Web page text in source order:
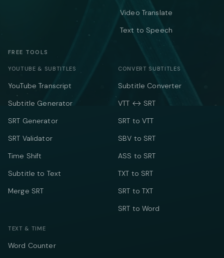
Video Translate
Text to Speech
FREE TOOLS
YOUTUBE & SUBTITLES
YouTube Transcript
Subtitle Generator
SRT Generator
SRT Validator
Time Shift
Subtitle to Text
Merge SRT
CONVERT SUBTITLES
Subtitle Converter
VTT ↔ SRT
SRT to VTT
SBV to SRT
ASS to SRT
TXT to SRT
SRT to TXT
SRT to Word
TEXT & TIME
Word Counter